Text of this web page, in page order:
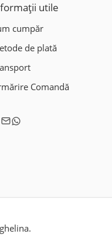
utile
cumpăr
de plată
Comandă